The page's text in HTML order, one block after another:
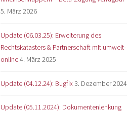
5. März 2026
Update (06.03.25): Erweiterung des
Rechtskatasters & Partnerschaft mit umwelt-
online4. März 2025
Update (04.12.24): Bugfix 3. Dezember 2024
Update (05.11.2024): Dokumentenlenkung